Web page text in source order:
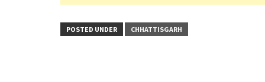
POSTED UNDER CHHATTISGARH